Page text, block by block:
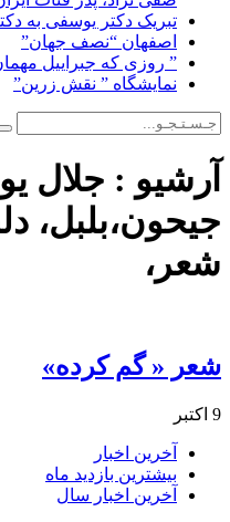
تبریک دکتر یوسفی به
اصفهان “نصف جهان”
” روزی که جبراییل
نمایشگاه ” نقش زرین”
آرشیو : جلال
جیحون،بلبل،
شعر،
شعر « گم کرده»
9 اکتبر
آخرین اخبار
بیشترین بازدید ماه
آخرین اخبار سال